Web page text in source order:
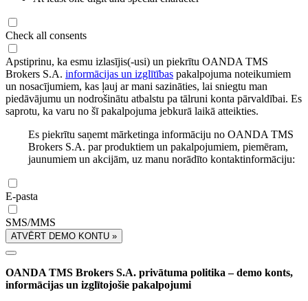
Check all consents
Apstiprinu, ka esmu izlasījis(-usi) un piekrītu OANDA TMS
Brokers S.A. informācijas un izglītības pakalpojuma noteikumiem
un nosacījumiem, kas ļauj ar mani sazināties, lai sniegtu man
piedāvājumu un nodrošinātu atbalstu pa tālruni konta pārvaldībai. Es
saprotu, ka varu no šī pakalpojuma jebkurā laikā atteikties.
Es piekrītu saņemt mārketinga informāciju no OANDA TMS
Brokers S.A. par produktiem un pakalpojumiem, piemēram,
jaunumiem un akcijām, uz manu norādīto kontaktinformāciju:
E-pasta
SMS/MMS
ATVĒRT DEMO KONTU »
OANDA TMS Brokers S.A. privātuma politika – demo konts,
informācijas un izglītojošie pakalpojumi